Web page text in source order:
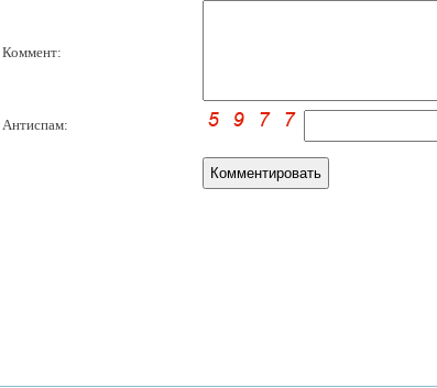
Коммент:
Антиспам: